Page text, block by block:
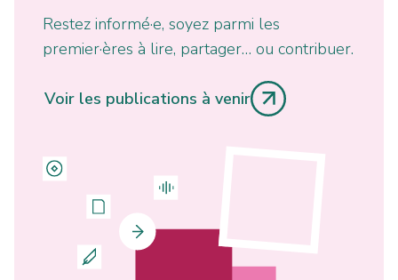
Restez informé·e, soyez parmi les
premier·ères à lire, partager… ou contribuer.
Voir les publications à venir